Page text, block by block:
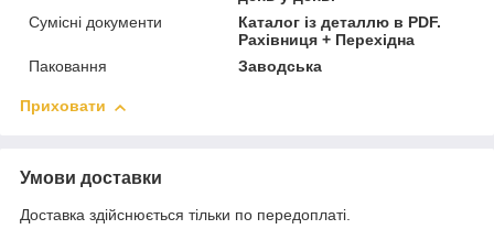
Сумісні документи
Каталог із деталлю в PDF.
Рахівниця + Перехідна
Паковання
Заводська
Приховати
Умови доставки
Доставка здійснюється тільки по передоплаті.